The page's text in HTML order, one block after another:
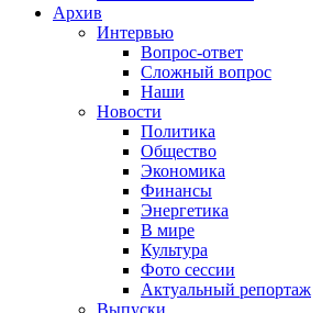
Архив
Интервью
Вопрос-ответ
Сложный вопрос
Наши
Новости
Политика
Общество
Экономика
Финансы
Энергетика
В мире
Культура
Фото сессии
Актуальный репортаж
Выпуски